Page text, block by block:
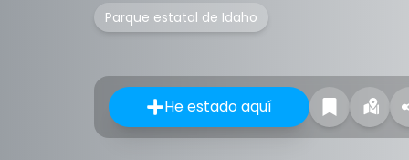
Parque estatal de Idaho
He estado aquí